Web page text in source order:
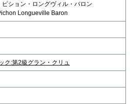
ピション・ロングヴィル・バロン
Longueville Baron
ク:第2級グラン・クリュ